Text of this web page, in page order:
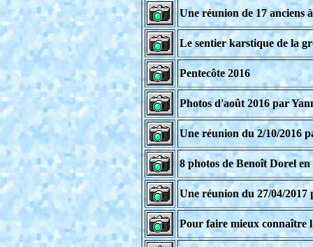
Une réunion de 17 anciens
Le sentier karstique de la
Pentecôte 2016
Photos d'août 2016 par
Une réunion du 2/10/2016
8 photos de Benoît Dorel en
Une réunion du 27/04/
Pour faire mieux connaître